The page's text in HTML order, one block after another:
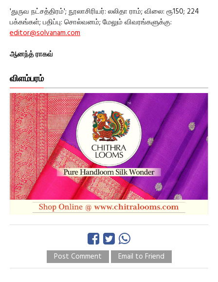
'துருவ நட்சத்திரம்'; நூலாசிரியர்: லலிதா ராம்; விலை: ரூ150; 224
பக்கங்கள்; பதிப்பு: சொல்வனம்; மேலும் விவரங்களுக்கு:
editor@solvanam.com
ஆனந்த் ராகவ்
விளம்பரம்
Post Comment Email to Friend